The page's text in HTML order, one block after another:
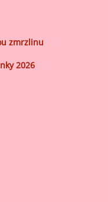
zmrzlinu
2026